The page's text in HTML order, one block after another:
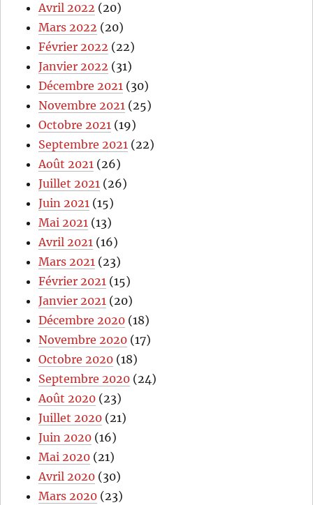
Avril 2022 (20)
Mars 2022 (20)
Février 2022 (22)
Janvier 2022 (31)
Décembre 2021 (30)
Novembre 2021 (25)
Octobre 2021 (19)
Septembre 2021 (22)
Août 2021 (26)
Juillet 2021 (26)
Juin 2021 (15)
Mai 2021 (13)
Avril 2021 (16)
Mars 2021 (23)
Février 2021 (15)
Janvier 2021 (20)
Décembre 2020 (18)
Novembre 2020 (17)
Octobre 2020 (18)
Septembre 2020 (24)
Août 2020 (23)
Juillet 2020 (21)
Juin 2020 (16)
Mai 2020 (21)
Avril 2020 (30)
Mars 2020 (23)